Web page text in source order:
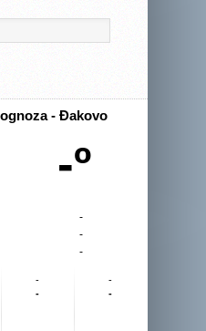
- Đakovo
-º
-
-
-
-
-
-
-